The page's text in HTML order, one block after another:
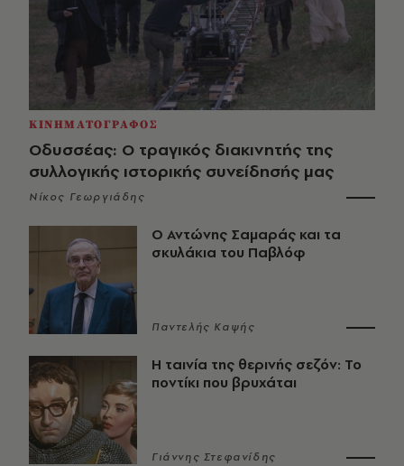
ΚΙΝΗΜΑΤΟΓΡΑΦΟΣ
Οδυσσέας: Ο τραγικός διακινητής της
συλλογικής ιστορικής συνείδησής μας
Νίκος Γεωργιάδης
Ο Αντώνης Σαμαράς και τα
σκυλάκια του Παβλόφ
Παντελής Καψής
Η ταινία της θερινής σεζόν: Το
ποντίκι που βρυχάται
Γιάννης Στεφανίδης